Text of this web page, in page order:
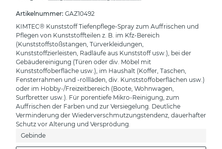
Artikelnummer: GAZ10492
KIMTEC® Kunststoff Tiefenpflege-Spray zum Auffrischen und
Pflegen von Kunststoffteilen z. B. im Kfz-Bereich
(Kunststoffstoßstangen, Türverkleidungen,
Kunststoffzierleisten, Radläufe aus Kunststoff usw.), bei der
Gebäudereinigung (Türen oder div. Möbel mit
Kunststoffoberfläche usw.), im Haushalt (Koffer, Taschen,
Fensterrahmen und -rollläden, div. Kunststoffoberflächen usw.)
oder im Hobby-/Freizeitbereich (Boote, Wohnwagen,
Surfbretter usw.). Für porentiefe Mikro-Reinigung, zum
Auffrischen der Farben und zur Versiegelung. Deutliche
Verminderung der Wiederverschmutzungstendenz, dauerhafter
Schutz vor Alterung und Versprödung.
Gebinde